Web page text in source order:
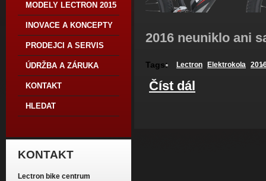
MODELY LECTRON 2015
INOVACE A KONCEPTY
PRODEJCI A SERVIS
ÚDRŽBA A ZÁRUKA
KONTAKT
HLEDAT
KONTAKT
Lectron bike centrum
2016 neuniklo ani
Tags: Lectron Elektrokola
Číst dál